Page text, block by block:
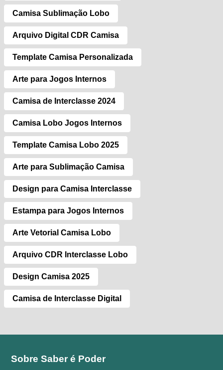
Camisa Sublimação Lobo
Arquivo Digital CDR Camisa
Template Camisa Personalizada
Arte para Jogos Internos
Camisa de Interclasse 2024
Camisa Lobo Jogos Internos
Template Camisa Lobo 2025
Arte para Sublimação Camisa
Design para Camisa Interclasse
Estampa para Jogos Internos
Arte Vetorial Camisa Lobo
Arquivo CDR Interclasse Lobo
Design Camisa 2025
Camisa de Interclasse Digital
Sobre Saber é Poder